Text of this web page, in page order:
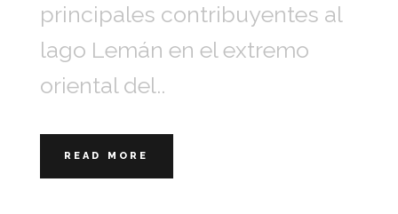
principales contribuyentes al
lago Lemán en el extremo
oriental del..
READ MORE